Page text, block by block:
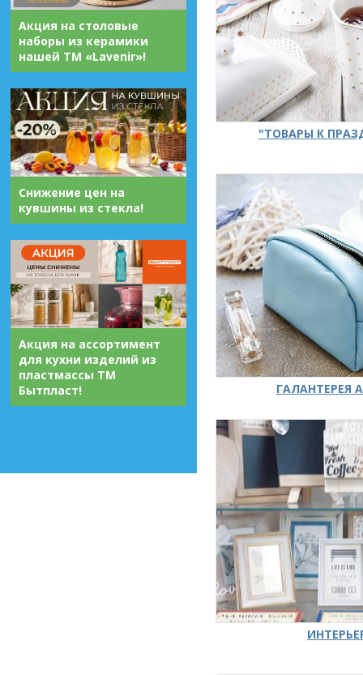
Акция на столовые
наборы из керамики
нашей ТМ «Lavenir»!
Снижение цен на
кувшины из стекла!
Акция на ассортимент
для кухни изделий из
пластмассы ТМ
Бытпласт!
"ТОВАРЫ К
ГАЛАНТЕРЕЯ